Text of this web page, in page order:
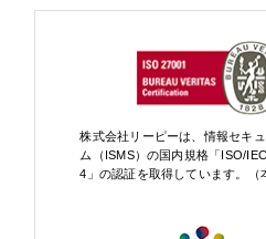
株式会社リーピーは、情報セキ
ム（ISMS）の国内規格「ISO/
4」の認証を取得しています。（